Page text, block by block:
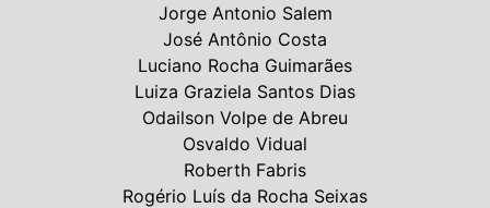
Jorge Antonio Salem
José Antônio Costa
Luciano Rocha Guimarães
Luiza Graziela Santos Dias
Odailson Volpe de Abreu
Osvaldo Vidual
Roberth Fabris
Rogério Luís da Rocha Seixas